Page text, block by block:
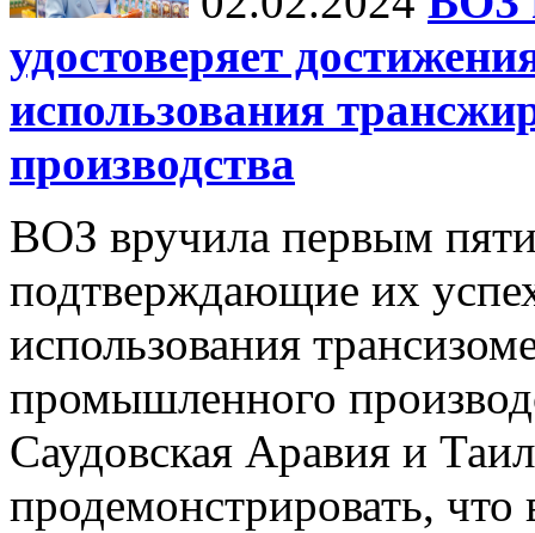
удостоверяет
использования
производства
ВОЗ вручила первым
подтверждающие их
использования
промышленного
Саудовская Аравия и
продемонстрировать, что